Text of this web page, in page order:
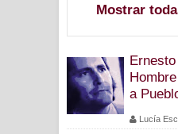
Mostrar
a
Lucía